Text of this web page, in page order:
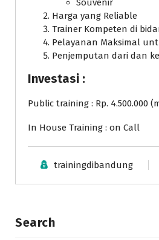
Souvenir
Harga yang Reliable
Trainer Kompeten di
Pelayanan Maksimal
Penjemputan dari dan
Investasi :
Public training : Rp. 4.500.000
In House Training : on Call
trainingdibandung
Search